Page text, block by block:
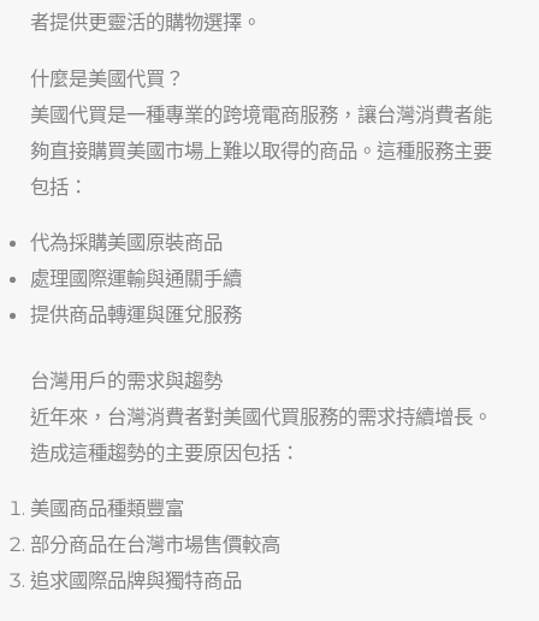
者提供更靈活的購物選擇。
什麼是美國代買？
美國代買是一種專業的跨境電商服務，讓台灣消費者能
夠直接購買美國市場上難以取得的商品。這種服務主要
包括：
代為採購美國原裝商品
處理國際運輸與通關手續
提供商品轉運與匯兌服務
台灣用戶的需求與趨勢
近年來，台灣消費者對美國代買服務的需求持續增長。
造成這種趨勢的主要原因包括：
美國商品種類豐富
部分商品在台灣市場售價較高
追求國際品牌與獨特商品